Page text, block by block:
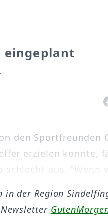
eingeplant
den Sportfreunden
erzielen konnte,
aus. "Wenn
der Region